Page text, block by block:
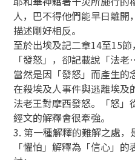
人，巴不得他們能早日離
描述剛好相反。
至於出埃及記二章14至15
「發怒」，卻記載說「法
當然是因「發怒」而產生的
在殺埃及人事件與逃離埃及
法老王對摩西發怒。「怒」
經文的解釋會很牽強。
3. 第一種解釋的難解之處
「懼怕」解釋為「信心」